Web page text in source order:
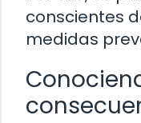
conscientes
medidas